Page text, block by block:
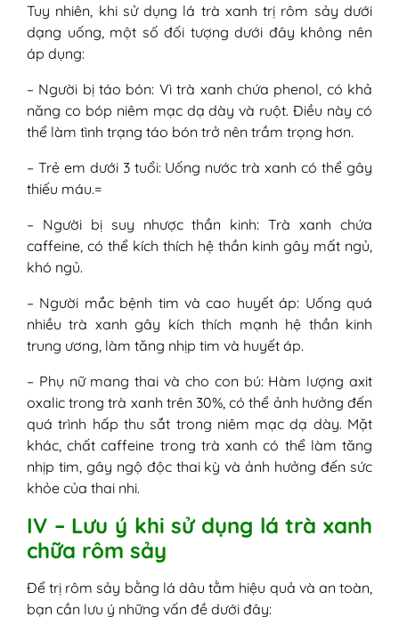
Tuy nhiên, khi sử dụng lá trà xanh trị rôm sảy dưới
dạng uống, một số đối tượng dưới đây không nên
áp dụng:
– Người bị táo bón: Vì trà xanh chứa phenol, có khả
năng co bóp niêm mạc dạ dày và ruột. Điều này có
thể làm tình trạng táo bón trở nên trầm trọng hơn.
– Trẻ em dưới 3 tuổi: Uống nước trà xanh có thể gây
thiếu máu.=
– Người bị suy nhược thần kinh: Trà xanh chứa
caffeine, có thể kích thích hệ thần kinh gây mất ngủ,
khó ngủ.
– Người mắc bệnh tim và cao huyết áp: Uống quá
nhiều trà xanh gây kích thích mạnh hệ thần kinh
trung ương, làm tăng nhịp tim và huyết áp.
– Phụ nữ mang thai và cho con bú: Hàm lượng axit
oxalic trong trà xanh trên 30%, có thể ảnh hưởng đến
quá trình hấp thu sắt trong niêm mạc dạ dày. Mặt
khác, chất caffeine trong trà xanh có thể làm tăng
nhịp tim, gây ngộ độc thai kỳ và ảnh hưởng đến sức
khỏe của thai nhi.
IV – Lưu ý khi sử dụng lá trà xanh
chữa rôm sảy
Để trị rôm sảy bằng lá dâu tằm hiệu quả và an toàn,
bạn cần lưu ý những vấn đề dưới đây: